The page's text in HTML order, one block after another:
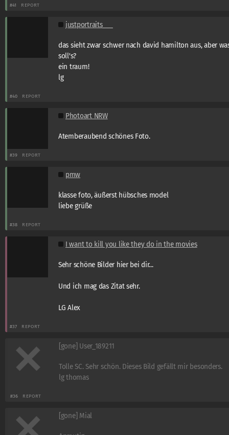
#41 REPORT
justportraits___
das sieht zwar schwer nach david hamilton aus, aber
soll's?
ein traum!
lg
#40 REPORT
Photoart NRW
Atemberaubend schönes Foto.
#39 REPORT
pmw
klasse foto, äußerst hübsches model
liebe grüße
#38 REPORT
I want to kill you like they do in the movies
Sehr schöne Bilder hier bei dir...
Und ich mag das Zitat sehr.
LG Alex
#37 REPORT
[gone] User_189211
Tolle SC. Sehr schön. Dieses Bild gefällt mir besonders.
lg thomas
#36 REPORT
[gone] Mial